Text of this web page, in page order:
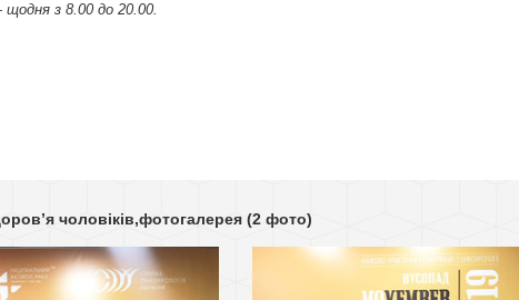
з 8.00 до 20.00.
чоловіків,фотогалерея (2 фото)